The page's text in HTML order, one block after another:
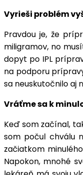
Vyrieši problém
Pravdou je, že
miligramov, no
dopyt po IPL
na podporu
sa neuskutočnilo aj
Vráťme sa k
Keď som začínal,
som počul chválu
začiatkom
Napokon, mnohé